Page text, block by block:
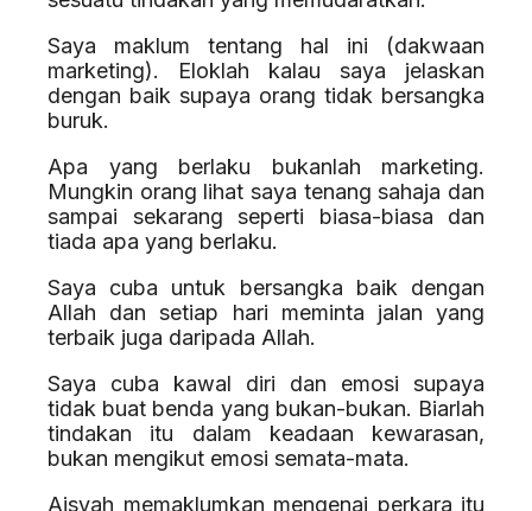
Saya maklum tentang hal ini (dakwaan
marketing). Eloklah kalau saya jelaskan
dengan baik supaya orang tidak bersangka
buruk.
Apa yang berlaku bukanlah marketing.
Mungkin orang lihat saya tenang sahaja dan
sampai sekarang seperti biasa-biasa dan
tiada apa yang berlaku.
Saya cuba untuk bersangka baik dengan
Allah dan setiap hari meminta jalan yang
terbaik juga daripada Allah.
Saya cuba kawal diri dan emosi supaya
tidak buat benda yang bukan-bukan. Biarlah
tindakan itu dalam keadaan kewarasan,
bukan mengikut emosi semata-mata.
Aisyah memaklumkan mengenai perkara itu